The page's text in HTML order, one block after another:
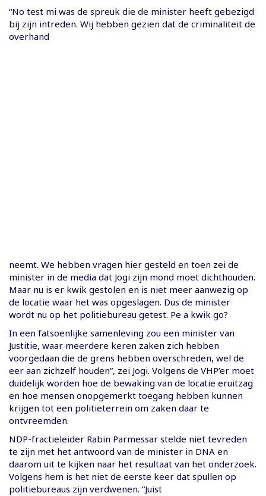
“No test mi was de spreuk die de minister heeft gebezigd
bij zijn intreden. Wij hebben gezien dat de criminaliteit de
overhand
neemt. We hebben vragen hier gesteld en toen zei de
minister in de media dat Jogi zijn mond moet dichthouden.
Maar nu is er kwik gestolen en is niet meer aanwezig op
de locatie waar het was opgeslagen. Dus de minister
wordt nu op het politiebureau getest. Pe a kwik go?
In een fatsoenlijke samenleving zou een minister van
Justitie, waar meerdere keren zaken zich hebben
voorgedaan die de grens hebben overschreden, wel de
eer aan zichzelf houden”, zei Jogi. Volgens de VHP’er moet
duidelijk worden hoe de bewaking van de locatie eruitzag
en hoe mensen onopgemerkt toegang hebben kunnen
krijgen tot een politieterrein om zaken daar te
ontvreemden.
NDP-fractieleider Rabin Parmessar stelde niet tevreden
te zijn met het antwoord van de minister in DNA en
daarom uit te kijken naar het resultaat van het onderzoek.
Volgens hem is het niet de eerste keer dat spullen op
politiebureaus zijn verdwenen. “Juist